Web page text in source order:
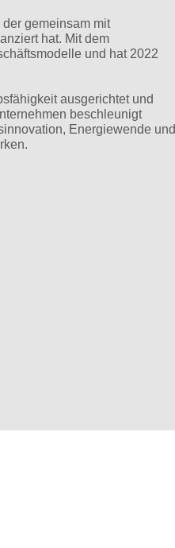
gemeinsam mit
hat. Mit dem
und hat 2022
ausgerichtet und
beschleunigt
Energiewende und